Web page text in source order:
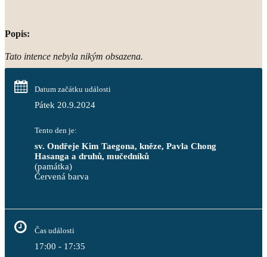
Popis:
Tato intence nebyla nikým obsazena.
Datum začátku události
Pátek 20.9.2024
Tento den je:
sv. Ondřeje Kim Taegona, kněze, Pavla Chong
Hasanga a druhů, mučedníků
(památka)
Červená barva
Čas události
17:00 - 17:35